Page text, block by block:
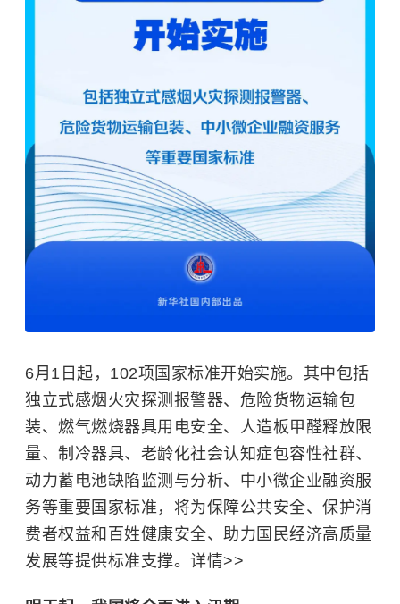
6月1日起，102项国家标准开始实施。其中包括
独立式感烟火灾探测报警器、危险货物运输包
装、燃气燃烧器具用电安全、人造板甲醛释放限
量、制冷器具、老龄化社会认知症包容性社群、
动力蓄电池缺陷监测与分析、中小微企业融资服
务等重要国家标准，将为保障公共安全、保护消
费者权益和百姓健康安全、助力国民经济高质量
发展等提供标准支撑。详情>>